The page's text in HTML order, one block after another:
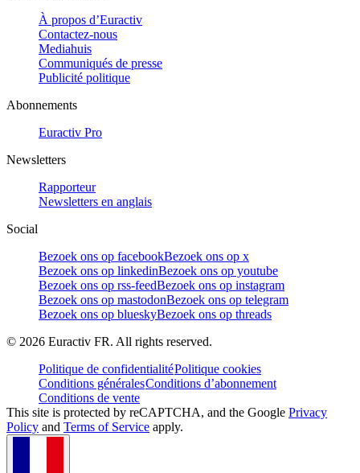
À propos d’Euractiv
Contactez-nous
Mediahuis
Communiqués de presse
Publicité politique
Abonnements
Euractiv Pro
Newsletters
Rapporteur
Newsletters en anglais
Social
Bezoek ons op facebookBezoek ons op x
Bezoek ons op linkedinBezoek ons op youtube
Bezoek ons op rss-feedBezoek ons op instagram
Bezoek ons op mastodonBezoek ons op telegram
Bezoek ons op blueskyBezoek ons op threads
© 2026 Euractiv FR. All rights reserved.
Politique de confidentialitéPolitique cookies
Conditions généralesConditions d’abonnement
Conditions de vente
This site is protected by reCAPTCHA, and the Google Privacy
Policy and Terms of Service apply.